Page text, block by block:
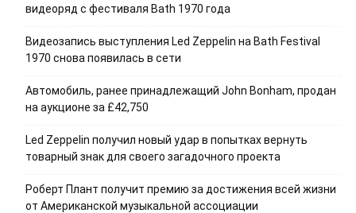
видеоряд с фестиваля Bath 1970 года
Видеозапись выступления Led Zeppelin на Bath Festival
1970 снова появилась в сети
Автомобиль, ранее принадлежащий John Bonham, продан
на аукционе за £42,750
Led Zeppelin получил новый удар в попытках вернуть
товарный знак для своего загадочного проекта
Роберт Плант получит премию за достижения всей жизни
от Американской музыкальной ассоциации